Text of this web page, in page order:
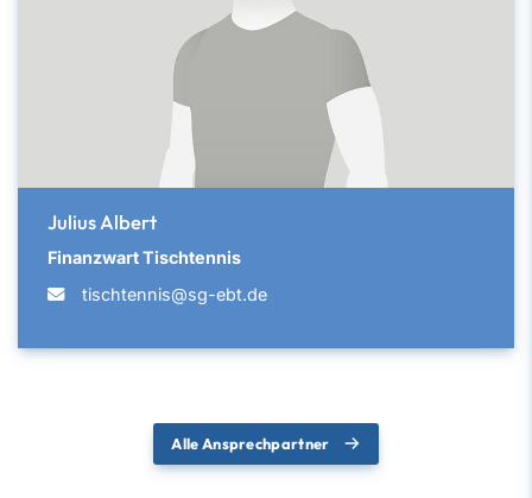
Julius Albert
Finanzwart Tischtennis
tischtennis@sg-ebt.de
Alle Ansprechpartner